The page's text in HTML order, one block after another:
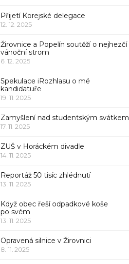
Přijetí Korejské delegace
12. 12. 2025
Žirovnice a Popelín soutěží o nejhezčí
vánoční strom
6. 12. 2025
Spekulace iRozhlasu o mé
kandidatuře
19. 11. 2025
Zamyšlení nad studentským svátkem
17. 11. 2025
ZUŠ v Horáckém divadle
14. 11. 2025
Reportáž 50 tisíc zhlédnutí
13. 11. 2025
Když obec řeší odpadkové koše
po svém
13. 11. 2025
Opravená silnice v Žirovnici
8. 11. 2025